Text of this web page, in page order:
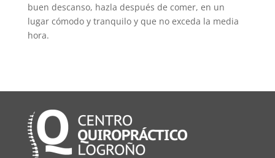
buen descanso, hazla después de comer, en un
lugar cómodo y tranquilo y que no exceda la media
hora.